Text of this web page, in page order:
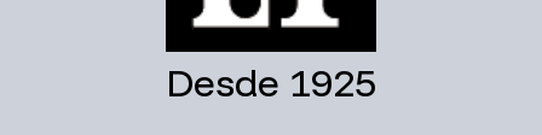
Desde 1925